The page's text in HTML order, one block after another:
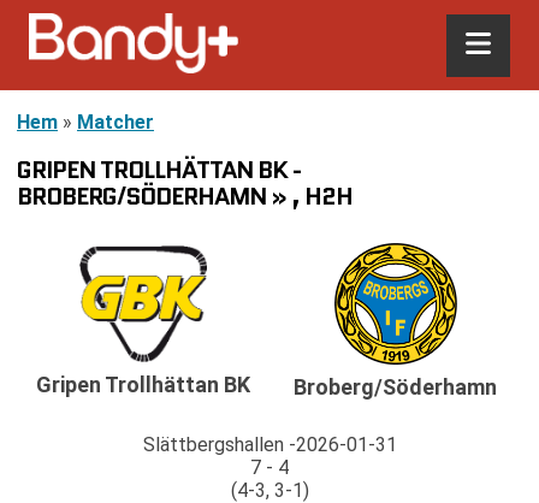
Hem » Matcher
GRIPEN TROLLHÄTTAN BK -
BROBERG/SÖDERHAMN » , H2H
Gripen Trollhättan BK
Slättbergshallen 2026-01-31
7 - 4
(4-3, 3-1)
Broberg/Söderhamn